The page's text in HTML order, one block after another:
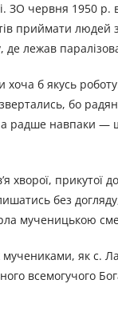
ЗО червня 1950
приймати
де лежав
б якусь
бо
а радше навпаки
прикутої
без
мученицькою
як с.
всемогучого